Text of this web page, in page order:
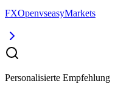
FXOpenvseasyMarkets
Personalisierte Empfehlung